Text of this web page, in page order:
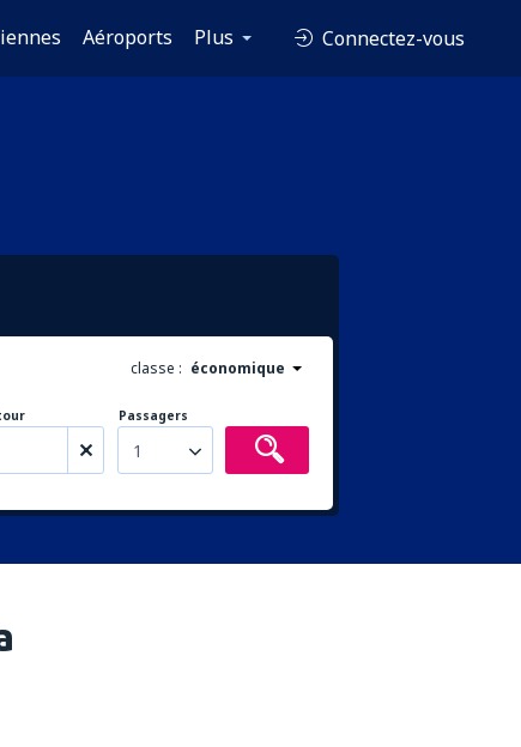
Aéroports Plus Connectez-vous
classe : économique
Passagers
1